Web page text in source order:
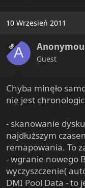
10 Wrzesień 2011
OPA Guest
Chyba minęło
nie jest
- skanowanie
najdłuższym
remapowania. To
- wgranie nowego
wyczyszczenie(
DMI Pool Data - to